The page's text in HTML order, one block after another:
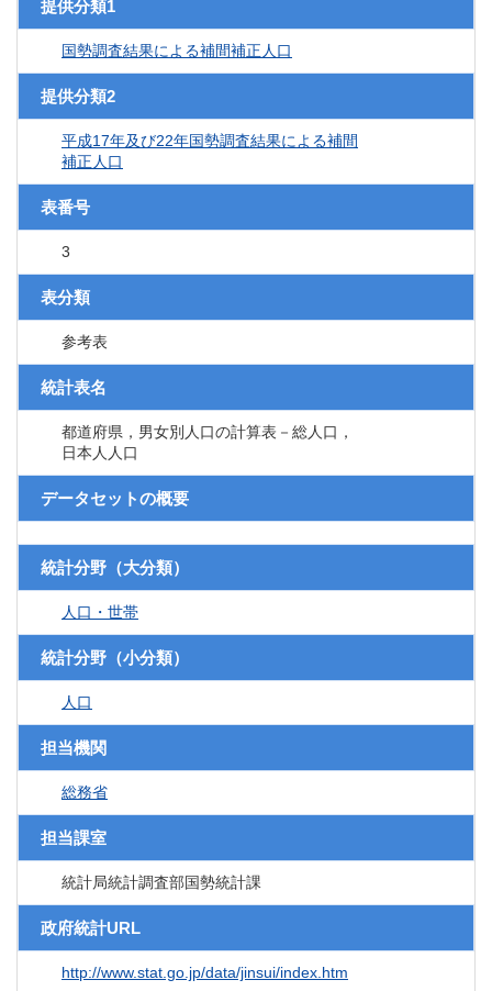
提供分類1
国勢調査結果による補間補正人口
提供分類2
平成17年及び22年国勢調査結果による補間
補正人口
表番号
3
表分類
参考表
統計表名
都道府県，男女別人口の計算表－総人口，
日本人人口
データセットの概要
統計分野（大分類）
人口・世帯
統計分野（小分類）
人口
担当機関
総務省
担当課室
統計局統計調査部国勢統計課
政府統計URL
http://www.stat.go.jp/data/jinsui/index.htm